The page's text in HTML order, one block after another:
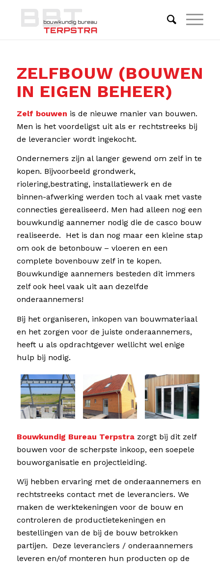
ZELFBOUW (BOUWEN
IN EIGEN BEHEER)
Zelf bouwen is de nieuwe manier van bouwen.
Men is het voordeligst uit als er rechtstreeks bij
de leverancier wordt ingekocht.
Ondernemers zijn al langer gewend om zelf in te
kopen. Bijvoorbeeld grondwerk,
riolering,bestrating, installatiewerk en de
binnen-afwerking werden toch al vaak met vaste
connecties gerealiseerd. Men had alleen nog een
bouwkundig aannemer nodig die de casco bouw
realiseerde. Het is dan nog maar een kleine stap
om ook de betonbouw – vloeren en een
complete bovenbouw zelf in te kopen.
Bouwkundige aannemers besteden dit immers
zelf ook heel vaak uit aan dezelfde
onderaannemers!
Bij het organiseren, inkopen van bouwmateriaal
en het zorgen voor de juiste onderaannemers,
heeft u als opdrachtgever wellicht wel enige
hulp bij nodig.
Bouwkundig Bureau Terpstrazorgt bij dit zelf
bouwen voor de scherpste inkoop, een soepele
bouworganisatie en projectleiding.
Wij hebben ervaring met de onderaannemers en
rechtstreeks contact met de leveranciers. We
maken de werktekeningen voor de bouw en
controleren de productietekeningen en
bestellingen van de bij de bouw betrokken
partijen. Deze leveranciers / onderaannemers
leveren en/of monteren hun producten op de